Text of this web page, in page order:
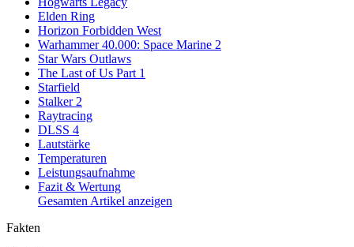
Elden Ring
Horizon Forbidden West
Warhammer 40.000: Space Marine 2
Star Wars Outlaws
The Last of Us Part 1
Starfield
Stalker 2
Raytracing
DLSS 4
Lautstärke
Temperaturen
Leistungsaufnahme
Fazit & Wertung
Gesamten Artikel anzeigen
Fakten